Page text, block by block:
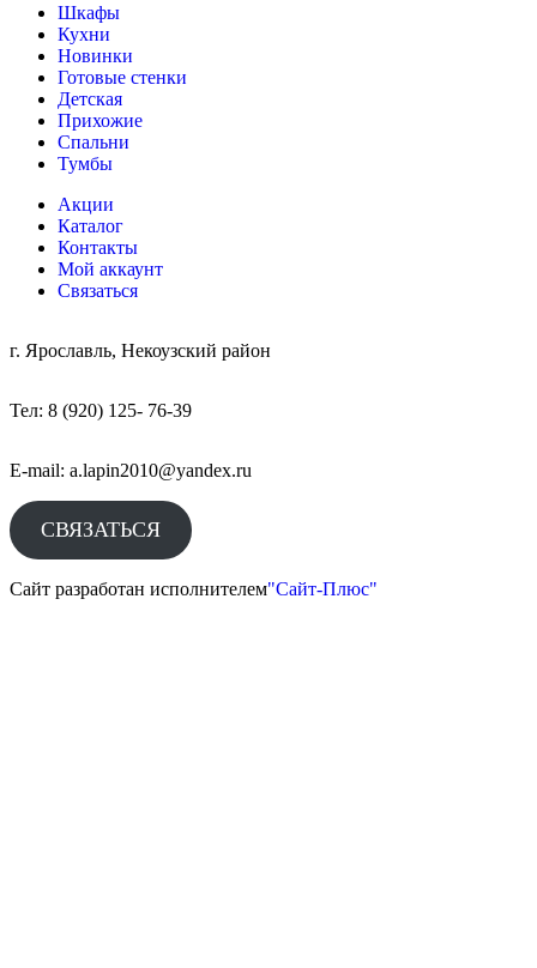
Шкафы
Кухни
Новинки
Готовые стенки
Детская
Прихожие
Спальни
Тумбы
Акции
Каталог
Контакты
Мой аккаунт
Связаться
г. Ярославль, Некоузский район
Тел: 8 (920) 125- 76-39
E-mail: a.lapin2010@yandex.ru
СВЯЗАТЬСЯ
Сайт разработан исполнителем"Сайт-Плюс"